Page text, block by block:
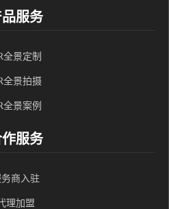
服务
全景定制
全景拍摄
全景案例
服务
务商入驻
理加盟